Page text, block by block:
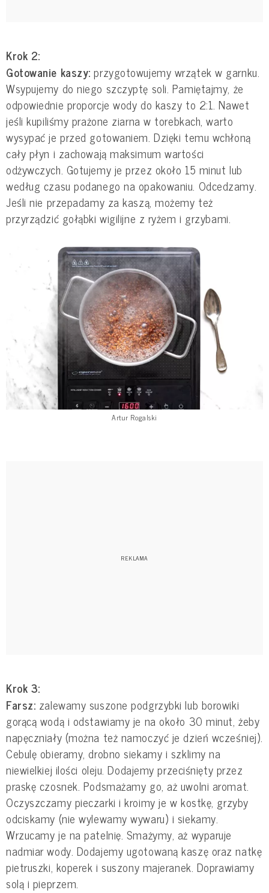
Krok 2:
Gotowanie kaszy:przygotowujemy wrzątek w garnku.
Wsypujemy do niego szczyptę soli. Pamiętajmy, że
odpowiednie proporcje wody do kaszy to 2:1. Nawet
jeśli kupiliśmy prażone ziarna w torebkach, warto
wysypać je przed gotowaniem. Dzięki temu wchłoną
cały płyn i zachowają maksimum wartości
odżywczych. Gotujemy je przez około 15 minut lub
według czasu podanego na opakowaniu. Odcedzamy.
Jeśli nie przepadamy za kaszą, możemy też
przyrządzić gołąbki wigilijne z ryżem i grzybami.
Artur Rogalski
Krok 3:
Farsz: zalewamy suszone podgrzybki lub borowiki
gorącą wodą i odstawiamy je na około 30 minut, żeby
napęczniały (można też namoczyć je dzień wcześniej).
Cebulę obieramy, drobno siekamy i szklimy na
niewielkiej ilości oleju. Dodajemy przeciśnięty przez
praskę czosnek. Podsmażamy go, aż uwolni aromat.
Oczyszczamy pieczarki i kroimy je w kostkę, grzyby
odciskamy (nie wylewamy wywaru) i siekamy.
Wrzucamy je na patelnię. Smażymy, aż wyparuje
nadmiar wody. Dodajemy ugotowaną kaszę oraz natkę
pietruszki, koperek i suszony majeranek. Doprawiamy
solą i pieprzem.